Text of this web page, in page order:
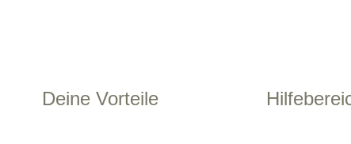
Deine Vorteile